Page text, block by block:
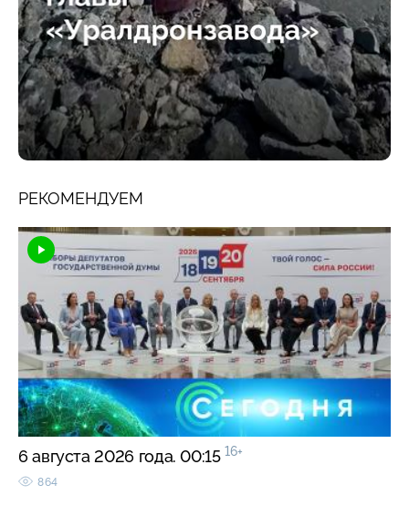
РЕКОМЕНДУЕМ
6 августа 2026 года. 00:15 16+
864